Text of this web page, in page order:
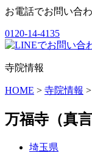
お電話でお問い合
0120-14-4135
寺院情報
HOME > 寺院情報 >
万福寺 （真
埼玉県